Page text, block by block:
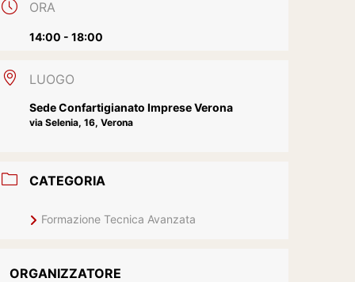
ORA
14:00 - 18:00
LUOGO
Sede Confartigianato Imprese Verona
via Selenia, 16, Verona
CATEGORIA
Formazione Tecnica Avanzata
ORGANIZZATORE